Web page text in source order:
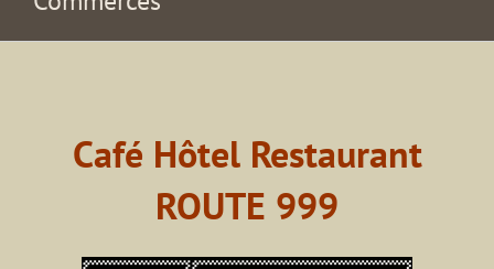
Café Hôtel Restaurant
ROUTE 999